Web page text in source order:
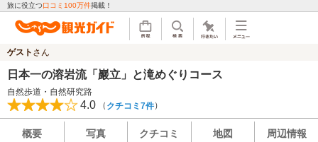
旅に役立つ口コミ100万件掲載！
ゲスト さん
日本一の溶岩流「巖立」と滝めぐりコース
自然歩道・自然研究路
4.0 （ クチコミ7件）
概要 写真 クチコミ 地図 周辺情報